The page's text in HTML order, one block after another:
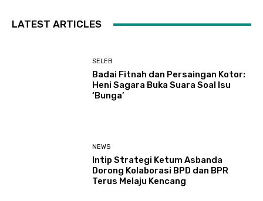
LATEST ARTICLES
SELEB
Badai Fitnah dan Persaingan Kotor:
Heni Sagara Buka Suara Soal Isu
‘Bunga’
NEWS
Intip Strategi Ketum Asbanda
Dorong Kolaborasi BPD dan BPR
Terus Melaju Kencang